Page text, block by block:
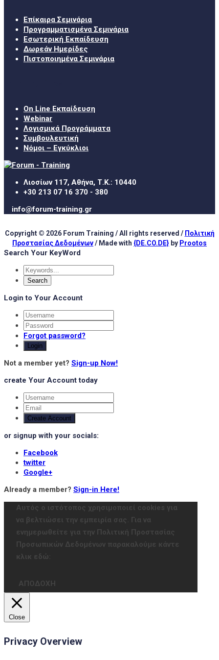
Επίκαιρα Σεμινάρια
Προγραμματισμένα Σεμινάρια
Εσωτερική Εκπαίδευση
Δωρεάν Ημερίδες
Πιστοποιημένα Σεμινάρια
On Line Εκπαίδευση
Webinar
Λογισμικά Προγράμματα
Συμβουλευτική
Νόμοι – Εγκύκλιοι
Λιοσίων 117, Αθήνα, Τ.Κ.: 10440
+30 213 07 16 370 - 380
info@forum-training.gr
Copyright © 2026 Forum Training / All rights reserved / Πολιτική
Προστασίας Δεδομένων/ Made with {DE.CO.DE} by Prootos
Search Your KeyWord
Login to Your Account
Forgot password?
Login
Not a member yet? Sign-up Now!
create Your Account today
Create Account
or signup with your socials:
Facebook
twitter
Google+
Already a member? Sign-in Here!
Αυτός ο ιστότοπος χρησιμοποιεί cookies για
να βελτιώσει την εμπειρία σας. Για να
ενημερωθείτε για την Πολιτική Προστασίας
Προσωπικών Δεδομένων παρακαλούμε κάντε
κλικ εδώ:
ΑΠΟΔΟΧΗ
Close
Privacy Overview